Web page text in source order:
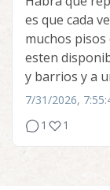
es que cada
muchos
esten
y barrios y a
7/31/2026,
1
1